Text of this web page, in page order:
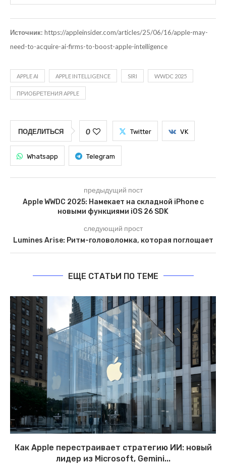
Источник: https://appleinsider.com/articles/25/06/16/apple-may-
need-to-acquire-ai-firms-to-boost-apple-intelligence
APPLE AI APPLE INTELLIGENCE SIRI WWDC 2025
ПРИОБРЕТЕНИЯ APPLE
ПОДЕЛИТЬСЯ 0 Twitter VK
Whatsapp Telegram
предыдущий пост
Apple WWDC 2025: Намекает на складной iPhone с
новыми функциями iOS 26 SDK
следующий прост
Lumines Arise: Ритм-головоломка, которая поглощает
ЕЩЕ СТАТЬИ ПО ТЕМЕ
Как Apple перестраивает стратегию ИИ: новый
лидер из Microsoft, Gemini...